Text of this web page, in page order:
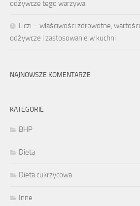
odżywcze tego warzywa
Liczi – właściwości zdrowotne, wartości
odżywcze i zastosowanie w kuchni
NAJNOWSZE KOMENTARZE
KATEGORIE
BHP
Dieta
Dieta cukrzycowa
Inne